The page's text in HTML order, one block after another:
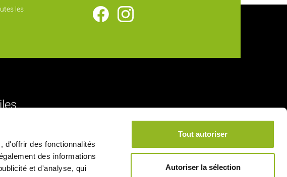
d'offrir des fonctionnalités
des informations
et d'analyse, qui
Tout autoriser
Autoriser la sélection
les
de vente